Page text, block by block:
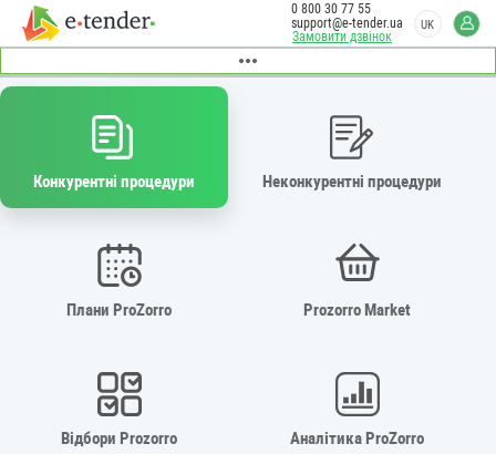
Замовити дзвінок
0 800 30 77 55
support@e-tender.ua
UK
Конкурентні процедури Неконкурентні процедури
Плани ProZorro Prozorro Market
Відбори Prozorro Аналітика ProZorro